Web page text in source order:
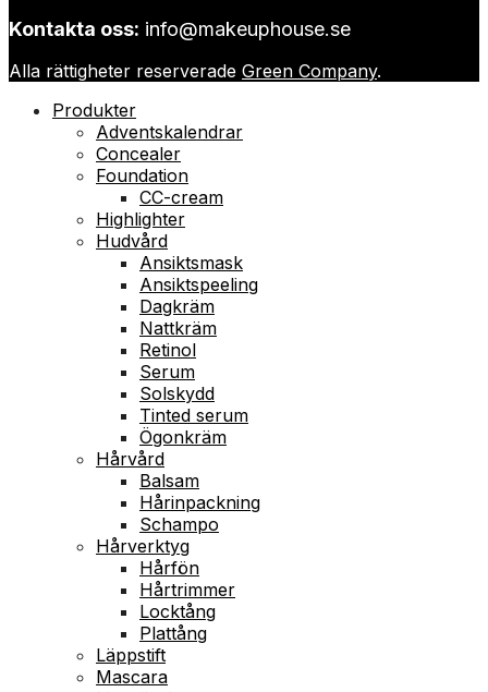
Kontakta oss: info@makeuphouse.se
Alla rättigheter reserverade Green Company.
Produkter
Adventskalendrar
Concealer
Foundation
CC-cream
Highlighter
Hudvård
Ansiktsmask
Ansiktspeeling
Dagkräm
Nattkräm
Retinol
Serum
Solskydd
Tinted serum
Ögonkräm
Hårvård
Balsam
Hårinpackning
Schampo
Hårverktyg
Hårfön
Hårtrimmer
Locktång
Plattång
Läppstift
Mascara